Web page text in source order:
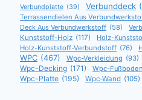
Verbundplatte (39) Verbunddeck
Terrassendielen Aus
Deck Aus Verbundwerkstoff (58)
Kunststoff-Holz (117) Holz-
Holz-Kunststoff-Verbundstoff (76)
WPC (467) Wpc-Verkleidung (93)
Wpc-Decking (171) Wpc-Fußboden
Wpc-Platte (195) Wpc-Wand (105)